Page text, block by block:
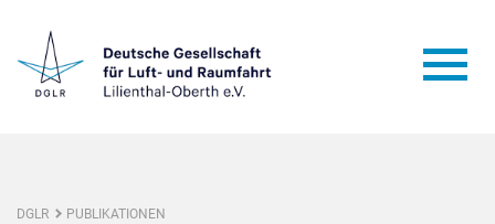
DGLR PUBLIKATIONEN